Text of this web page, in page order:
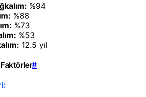
%94
%88
%73
%53
12.5 yıl
Faktörler#